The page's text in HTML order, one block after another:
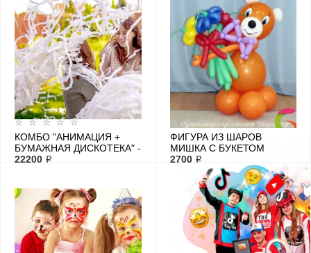
КОМБО "АНИМАЦИЯ +
БУМАЖНАЯ ДИСКОТЕКА" -
2 ЧАСА
22200 ₽
ФИГУРА ИЗ ШАРОВ
МИШКА С БУКЕТОМ
2700 ₽